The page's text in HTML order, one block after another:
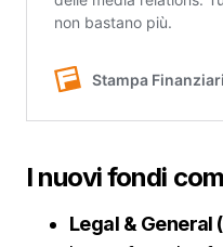
I nuovi fondi
Legal & General